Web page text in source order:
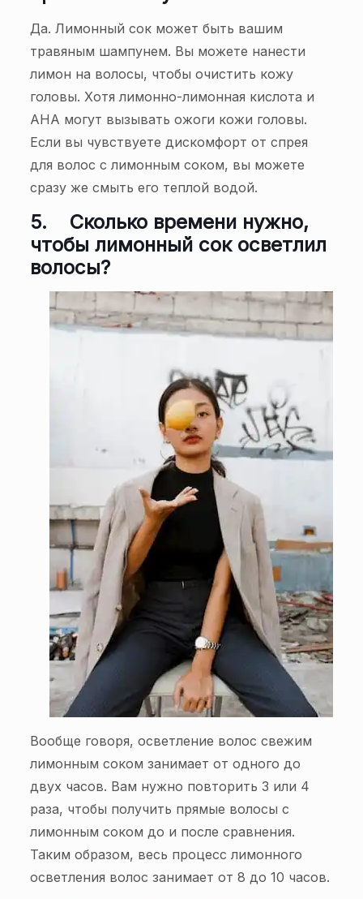
Да. Лимонный сок может быть вашим
травяным шампунем. Вы можете нанести
лимон на волосы, чтобы очистить кожу
головы. Хотя лимонно-лимонная кислота и
AHA могут вызывать ожоги кожи головы.
Если вы чувствуете дискомфорт от спрея
для волос с лимонным соком, вы можете
сразу же смыть его теплой водой.
5. Сколько времени нужно,
чтобы лимонный сок осветлил
волосы?
Вообще говоря, осветление волос свежим
лимонным соком занимает от одного до
двух часов. Вам нужно повторить 3 или 4
раза, чтобы получить прямые волосы с
лимонным соком до и после сравнения.
Таким образом, весь процесс лимонного
осветления волос занимает от 8 до 10 часов.